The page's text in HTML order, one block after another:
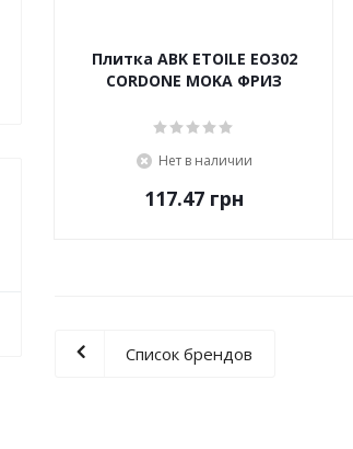
Плитка ABK ETOILE EO302
CORDONE MOKA ФРИЗ
Нет в наличии
117.47 грн
Список брендов